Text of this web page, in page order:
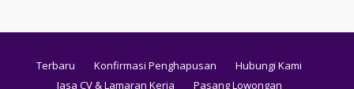
Terbaru Konfirmasi Penghapusan
Hubungi Kami
Jasa CV & Lamaran Kerja
Pasang Lowongan